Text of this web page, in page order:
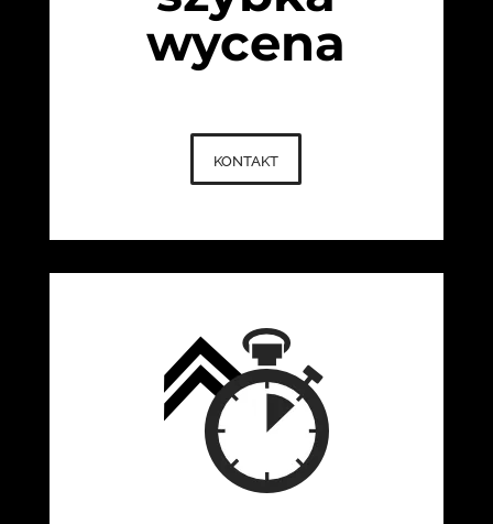
wycena
kontakt